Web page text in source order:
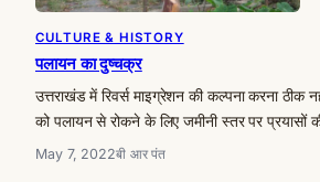
CULTURE & HISTORY
पलायन का दुष्चक्र
उत्तराखंड में रिवर्स माइग्रेशन की कल्पना करना ठीक
को पलायन से रोकने के लिए जमीनी स्तर पर
May 7, 2022बी आर पंत